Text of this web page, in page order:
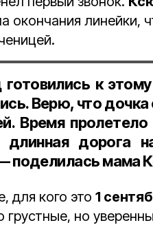
окончания линейки,
к
Верю, что
Время
дорога
поделилась мама
для кого это 1
грустные, но